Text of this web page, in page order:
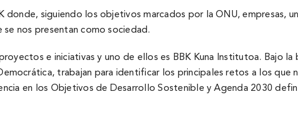
donde, siguiendo los objetivos marcados por la ONU, empresas,
se nos presentan como sociedad.
e iniciativas y uno de ellos es BBK Kuna Institutoa. Bajo
trabajan para identificar los principales retos a los que
en los Objetivos de Desarrollo Sostenible y Agenda 2030